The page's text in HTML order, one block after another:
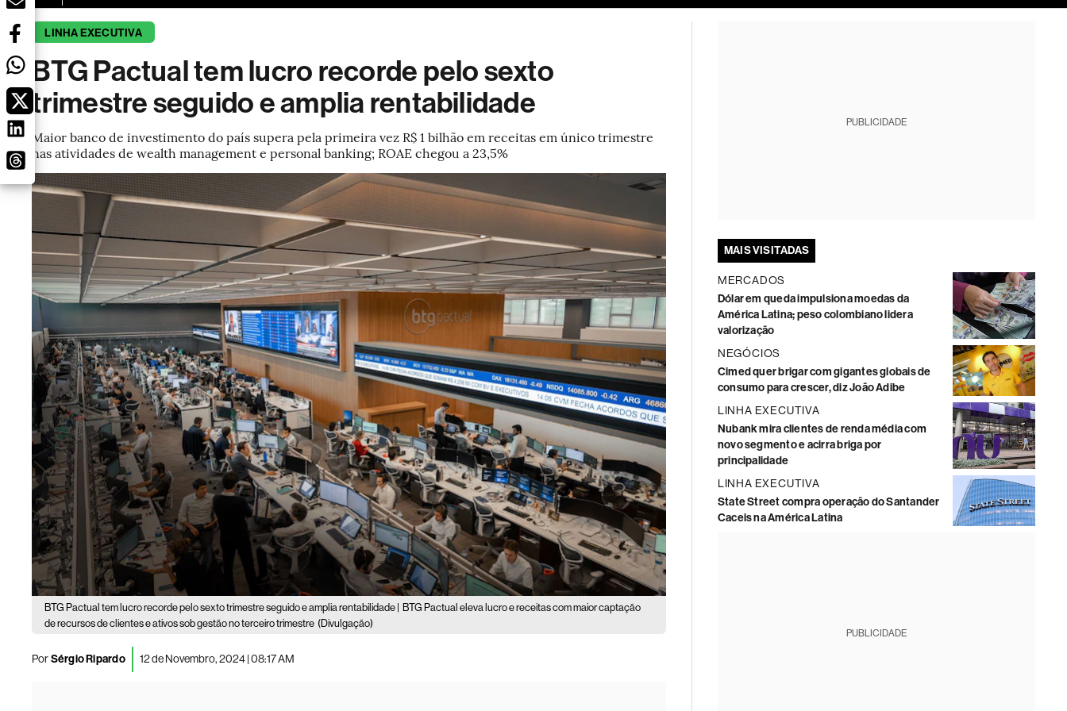
LINHA EXECUTIVA
BTG Pactual tem lucro recorde pelo sexto
trimestre seguido e amplia rentabilidade
Maior banco de investimento do país supera pela primeira vez R$ 1 bilhão em receitas em único trimestre
nas atividades de wealth management e personal banking; ROAE chegou a 23,5%
BTG Pactual tem lucro recorde pelo sexto trimestre seguido e amplia rentabilidade |
BTG Pactual eleva lucro e receitas com maior captação
de recursos de clientes e ativos sob gestão no terceiro trimestre (Divulgação)
PorSérgio Ripardo 12 de Novembro, 2024 | 08:17 AM
PUBLICIDADE
MAIS VISITADAS
MERCADOS
Dólar em queda impulsiona moedas da
América Latina; peso colombiano lidera
valorização
NEGÓCIOS
Cimed quer brigar com gigantes globais de
consumo para crescer, diz João Adibe
LINHA EXECUTIVA
Nubank mira clientes de renda média com
novo segmento e acirra briga por
principalidade
LINHA EXECUTIVA
State Street compra operação do Santander
Caceis na América Latina
PUBLICIDADE